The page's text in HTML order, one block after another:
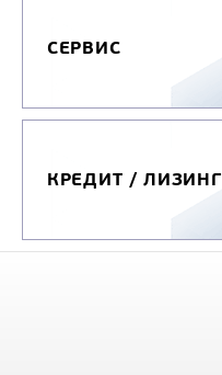
СЕРВИС
КРЕДИТ / ЛИЗИНГ